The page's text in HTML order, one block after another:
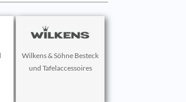
Wilkens & Söhne Besteck
und Tafelaccessoires